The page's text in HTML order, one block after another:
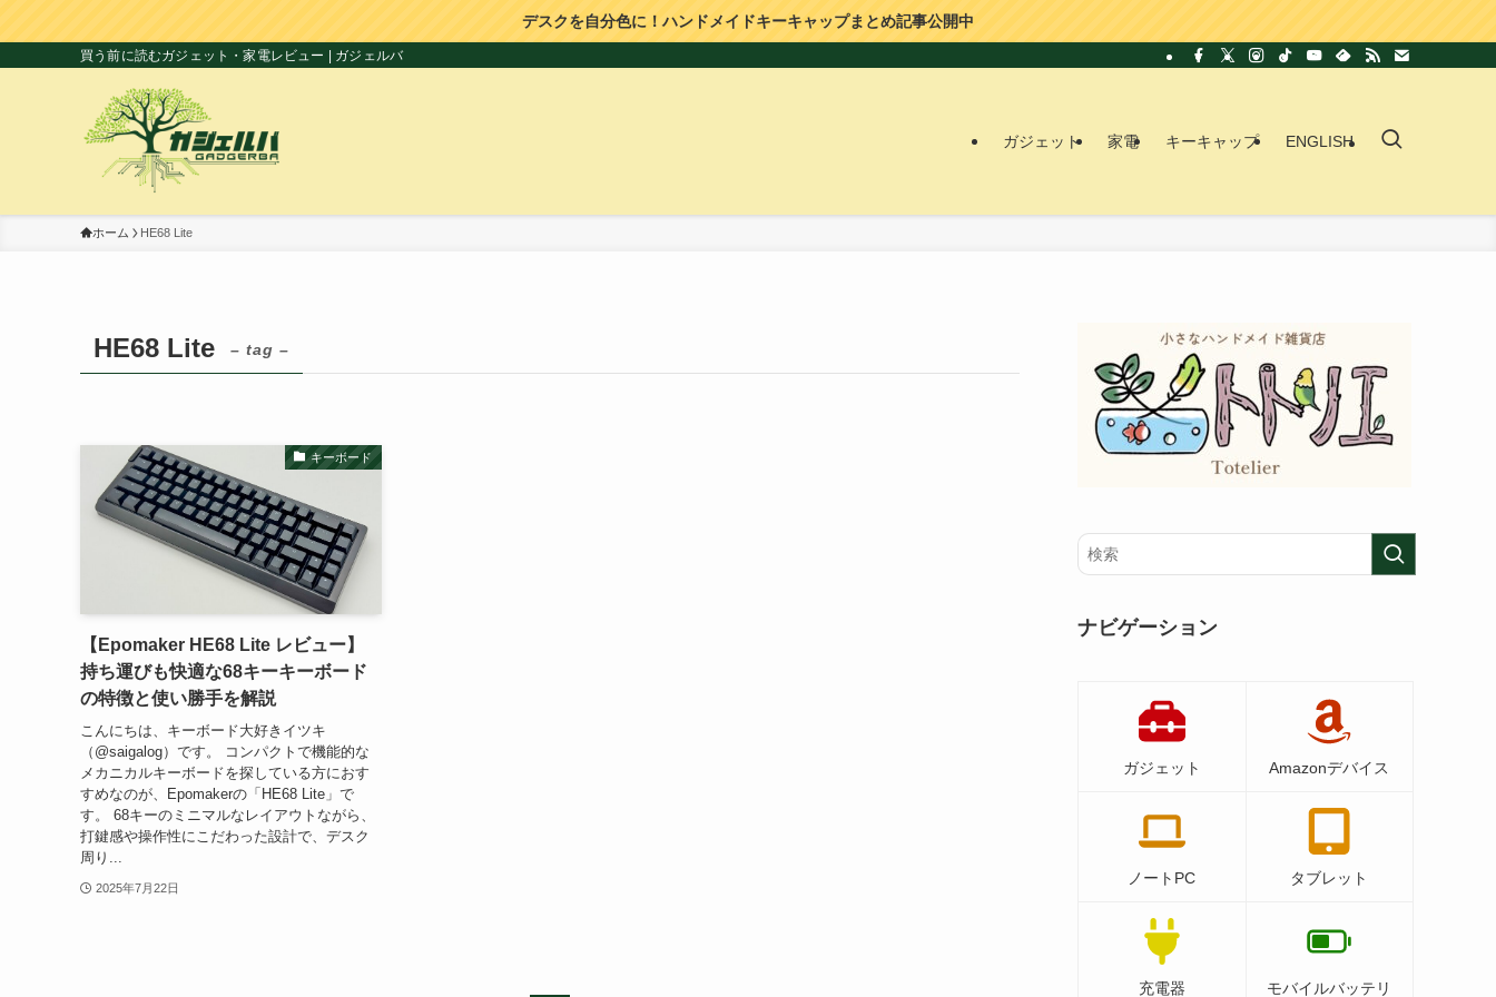
デスクを自分色に！ハンドメイドキーキャップまとめ記事公開中
買う前に読むガジェット・家電レビュー | ガジェルバ
ガジェット 家電 キーキャップ ENGLISH
ホーム HE68 Lite
HE68 Lite – tag –
キーボード
【Epomaker HE68 Lite レビュー】
持ち運びも快適な68キーキーボード
の特徴と使い勝手を解説
こんにちは、キーボード大好きイツキ
（@saigalog）です。 コンパクトで機能的な
メカニカルキーボードを探している方におす
すめなのが、Epomakerの「HE68 Lite」で
す。 68キーのミニマルなレイアウトながら、
打鍵感や操作性にこだわった設計で、デスク
周り...
2025年7月22日
ナビゲーション
ガジェット Amazonデバイス
ノートPC タブレット
充電器
モバイルバッテリ